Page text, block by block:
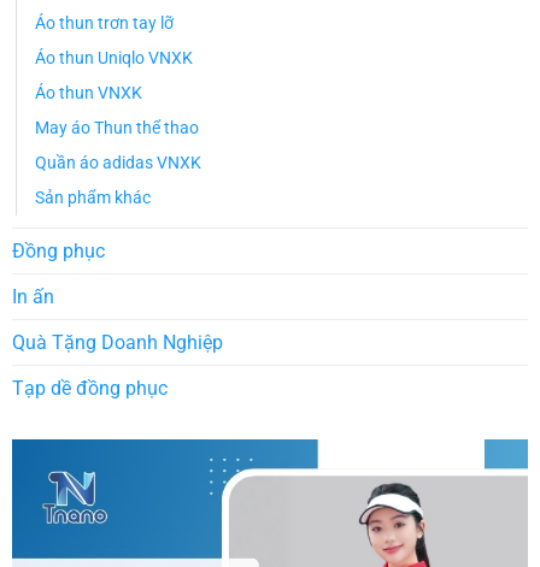
Áo thun trơn tay lỡ
Áo thun Uniqlo VNXK
Áo thun VNXK
May áo Thun thể thao
Quần áo adidas VNXK
Sản phẩm khác
Đồng phục
In ấn
Quà Tặng Doanh Nghiệp
Tạp dề đồng phục